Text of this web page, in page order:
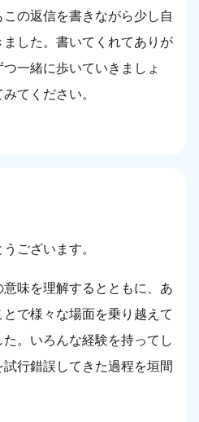
の返信を書きながら少し自
した。書いてくれてありが
一緒に歩いていきましょ
てください。
ございます。
味を理解するとともに、あ
で様々な場面を乗り越えて
。いろんな経験を持ってし
行錯誤してきた過程を垣間